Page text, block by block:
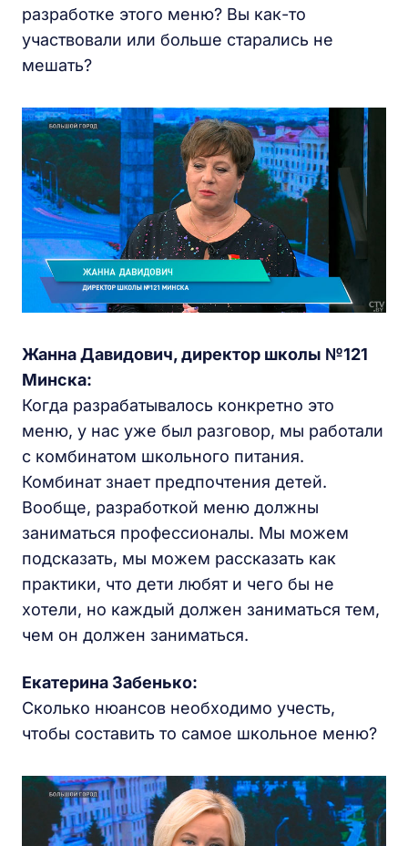
разработке этого меню? Вы как-то
участвовали или больше старались не
мешать?
Жанна Давидович, директор школы №121
Минска:
Когда разрабатывалось конкретно это
меню, у нас уже был разговор, мы работали
с комбинатом школьного питания.
Комбинат знает предпочтения детей.
Вообще, разработкой меню должны
заниматься профессионалы. Мы можем
подсказать, мы можем рассказать как
практики, что дети любят и чего бы не
хотели, но каждый должен заниматься тем,
чем он должен заниматься.
Екатерина Забенько:
Сколько нюансов необходимо учесть,
чтобы составить то самое школьное меню?